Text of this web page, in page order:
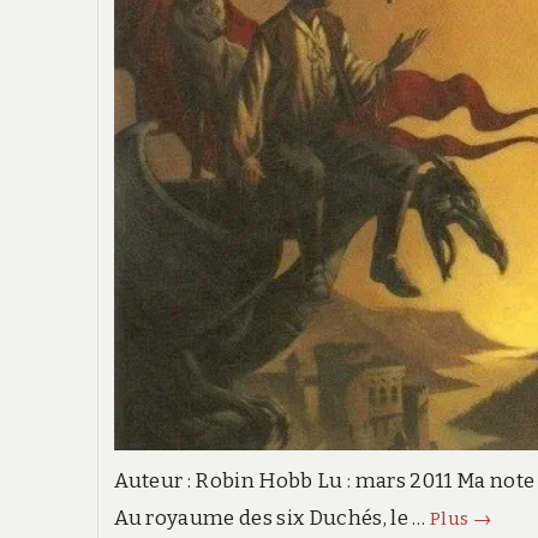
Auteur : Robin Hobb Lu : mars 2011 Ma
Au royaume des six Duchés, le …Plus →